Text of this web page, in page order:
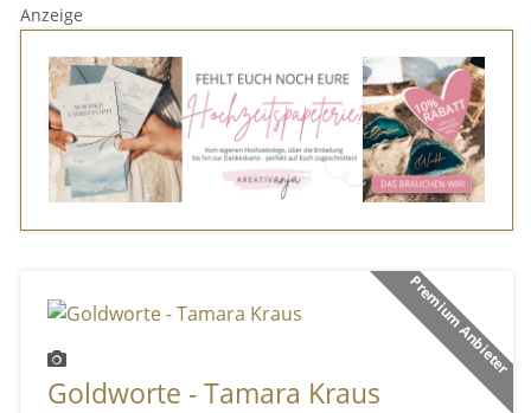
Anzeige
Premium Anbieter
Goldworte - Tamara Kraus